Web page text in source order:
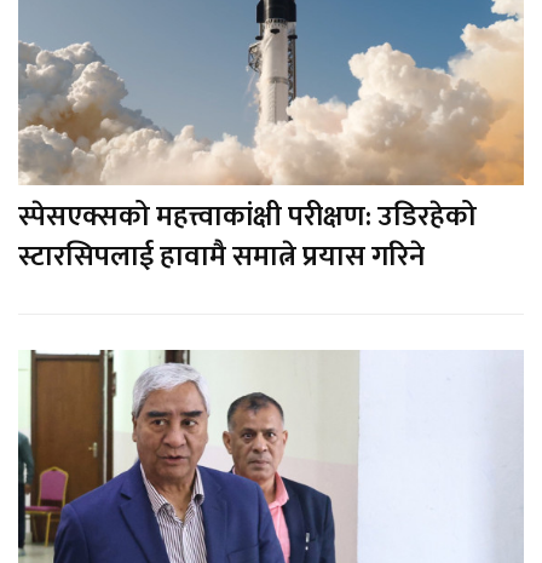
स्पेसएक्सको महत्त्वाकांक्षी परीक्षण: उडिरहेको
स्टारसिपलाई हावामै समात्ने प्रयास गरिने